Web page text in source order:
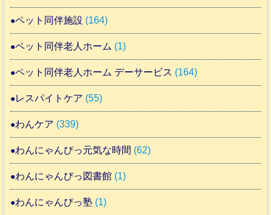
ペット同伴施設 (164)
ペット同伴老人ホーム (1)
ペット同伴老人ホーム デーサービス (164)
レスパイトケア (55)
わんケア (339)
わんにゃんぴっ元気な時間 (62)
わんにゃんぴっ図書館 (1)
わんにゃんぴっ塾 (1)